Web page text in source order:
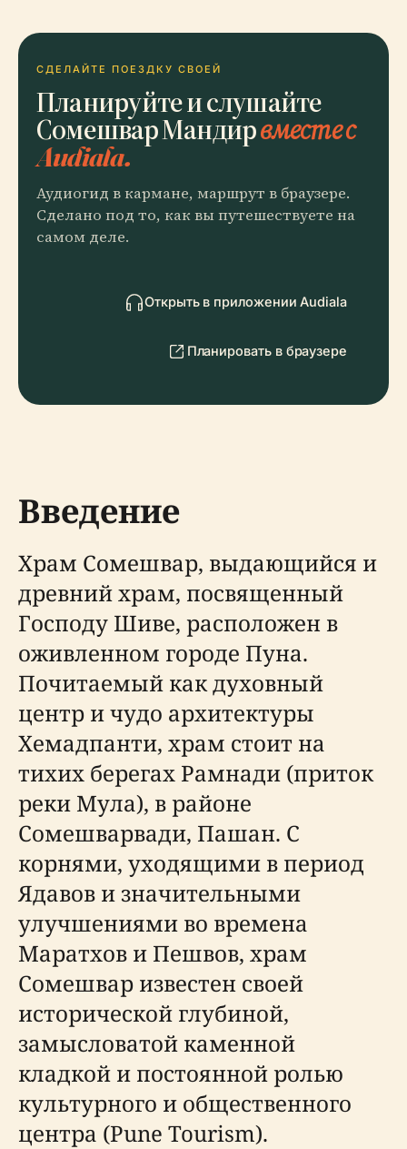
СДЕЛАЙТЕ ПОЕЗДКУ СВОЕЙ
Планируйте и слушайте
Сомешвар Мандирвместе с
Audiala.
Аудиогид в кармане, маршрут в браузере.
Сделано под то, как вы путешествуете на
самом деле.
Открыть в приложении Audiala
Планировать в браузере
Введение
Храм Сомешвар, выдающийся и
древний храм, посвященный
Господу Шиве, расположен в
оживленном городе Пуна.
Почитаемый как духовный
центр и чудо архитектуры
Хемадпанти, храм стоит на
тихих берегах Рамнади (приток
реки Мула), в районе
Сомешварвади, Пашан. С
корнями, уходящими в период
Ядавов и значительными
улучшениями во времена
Маратхов и Пешвов, храм
Сомешвар известен своей
исторической глубиной,
замысловатой каменной
кладкой и постоянной ролью
культурного и общественного
центра (Pune Tourism).